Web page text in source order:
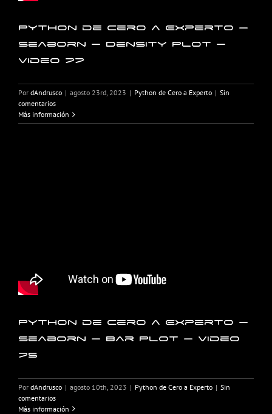
Python de Cero a Experto –
Seaborn – Density Plot –
Video 77
Por dAndrusco | agosto 23rd, 2023 | Python de Cero a Experto | Sin
comentarios
Más información
Python de Cero a Experto –
Seaborn – Bar Plot – Video
75
Por dAndrusco | agosto 10th, 2023 | Python de Cero a Experto | Sin
comentarios
Más información